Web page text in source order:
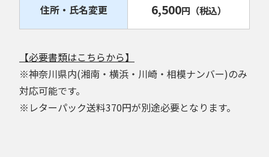
住所・氏名変更 6,500円 （税込）
【必要書類はこちらから】
※神奈川県内(湘南・横浜・川崎・相模ナンバー)のみ
対応可能です。
※レターパック送料370円が別途必要となります。